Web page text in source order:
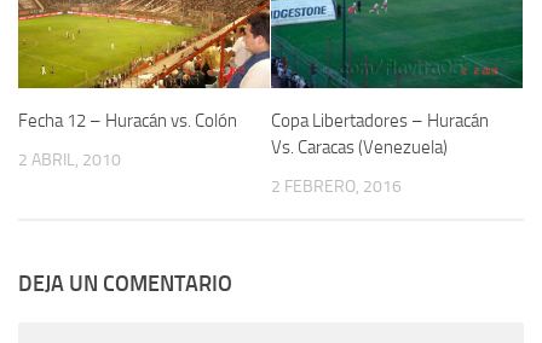
Fecha 12 – Huracán vs. Colón
2 ABRIL, 2010
Copa Libertadores – Huracán
Vs. Caracas (Venezuela)
2 FEBRERO, 2016
DEJA UN COMENTARIO